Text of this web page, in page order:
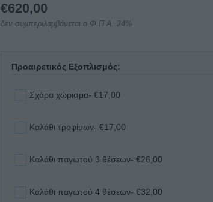
€620,00
δεν συμπεριλαμβάνεται ο Φ.Π.Α. 24%
Προαιρετικός Εξοπλισμός:
Σχάρα χώρισμα- €17,00
Καλάθι τροφίμων- €17,00
Καλάθι παγωτού 3 θέσεων- €26,00
Καλάθι παγωτού 4 θέσεων- €32,00